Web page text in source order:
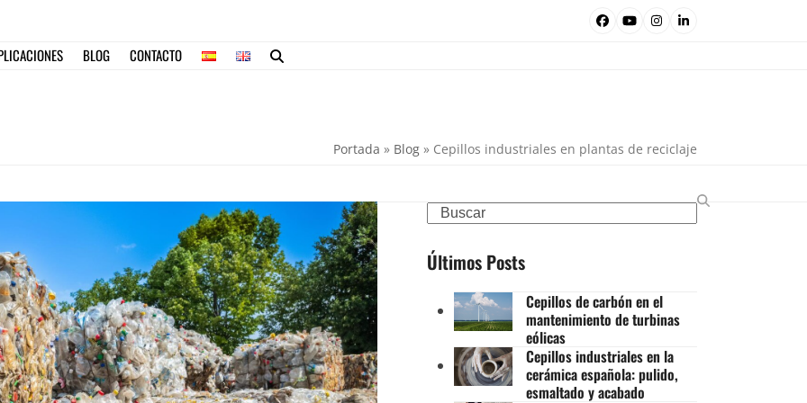
Facebook
YouTubeInstagram
LinkedIn
BLOG CONTACTO
Portada » Blog » Cepillos industriales en plantas de reciclaje
Search
Últimos Posts
Cepillos de carbón en el
mantenimiento de turbinas
eólicas
Cepillos industriales en la
cerámica española: pulido,
esmaltado y acabado